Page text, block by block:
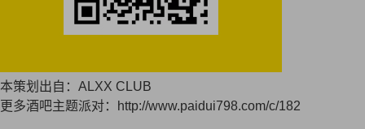
本策划出自：ALXX CLUB
更多酒吧主题派对：
http://www.paidui798.com/c/182